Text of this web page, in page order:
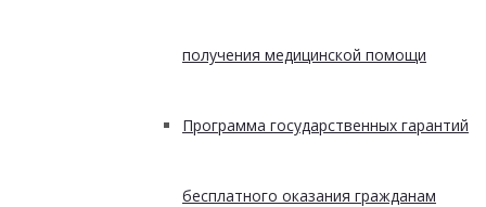
получения медицинской помощи
Программа государственных гарантий
бесплатного оказания гражданам